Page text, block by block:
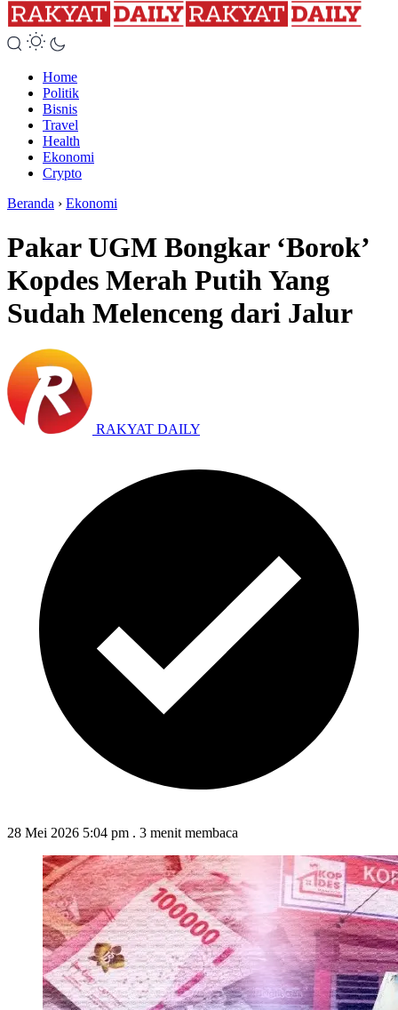
Home
Politik
Bisnis
Travel
Health
Ekonomi
Crypto
Beranda › Ekonomi
Pakar UGM Bongkar ‘Borok’
Kopdes Merah Putih Yang
Sudah Melenceng dari Jalur
RAKYAT DAILY
28 Mei 2026 5:04 pm . 3 menit membaca